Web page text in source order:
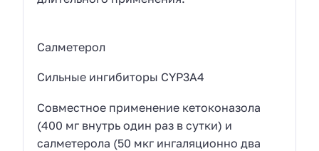
Салметерол
Сильные ингибиторы CYP3A4
Совместное применение кетоконазола
(400 мг внутрь один раз в сутки) и
салметерола (50 мкг ингаляционно два